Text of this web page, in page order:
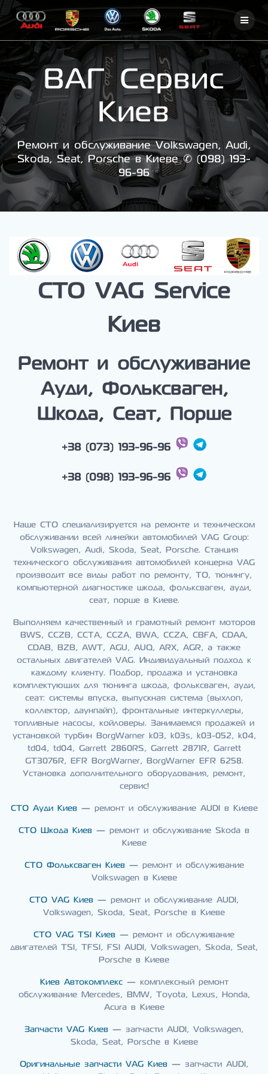
Skip
to
content
ВАГ Сервис
Киев
Ремонт и обслуживание Volkswagen, Audi,
Skoda, Seat, Porsche в Киеве ✆ (098) 193-
96-96
СТО VAG Service
Киев
Ремонт и обслуживание
Ауди, Фольксваген,
Шкода, Сеат, Порше
+38 (073) 193-96-96
+38 (098) 193-96-96
Наше СТО специализируется на ремонте и техническом
обслуживании всей линейки автомобилей VAG Group:
Volkswagen, Audi, Skoda, Seat, Porsche. Станция
технического обслуживания автомобилей концерна VAG
производит все виды работ по ремонту, ТО, тюнингу,
компьютерной диагностике шкода, фольксваген, ауди,
сеат, порше в Киеве.
Выполняем качественный и грамотный ремонт моторов
BWS, CCZB, CCTA, CCZA, BWA, CCZA, CBFA, CDAA,
CDAB, BZB, AWT, AGU, AUQ, ARX, AGR, а также
остальных двигателей VAG. Индивидуальный подход к
каждому клиенту. Подбор, продажа и установка
комплектующих для тюнинга шкода, фольксваген, ауди,
сеат: системы впуска, выпускная система (выхлоп,
коллектор, даунпайп), фронтальные интеркуллеры,
топливные насосы, койловеры. Занимаемся продажей и
установкой турбин BorgWarner k03, k03s, k03-052, k04,
td04, td04, Garrett 2860RS, Garrett 2871R, Garrett
GT3076R, EFR BorgWarner, BorgWarner EFR 6258.
Установка дополнительного оборудования, ремонт,
сервис!
СТО Ауди Киев— ремонт и обслуживание AUDI в Киеве
СТО Шкода Киев — ремонт и обслуживание Skoda в
Киеве
СТО Фольксваген Киев— ремонт и обслуживание
Volkswagen в Киеве
СТО VAG Киев — ремонт и обслуживание AUDI,
Volkswagen, Skoda, Seat, Porsche в Киеве
СТО VAG TSI Киев — ремонт и обслуживание
двигателей TSI, TFSI, FSI AUDI, Volkswagen, Skoda, Seat,
Porsche в Киеве
Киев Автокомплекс— комплексный ремонт
обслуживание Mercedes, BMW, Toyota, Lexus, Honda,
Acura в Киеве
Запчасти VAG Киев — запчасти AUDI, Volkswagen,
Skoda, Seat, Porsche в Киеве
Оригинальные запчасти VAG Киев — запчасти AUDI,